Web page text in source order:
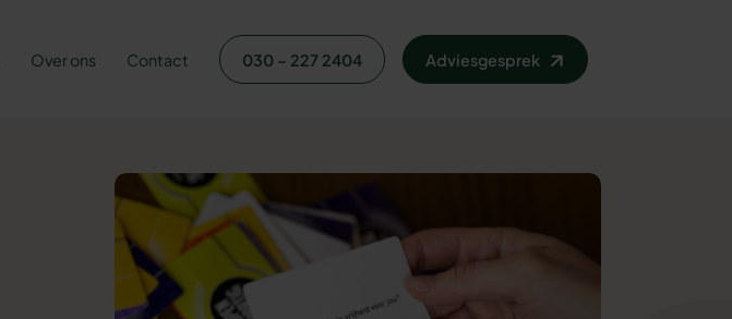
Over ons Contact 030 – 227 2404 Adviesgesprek